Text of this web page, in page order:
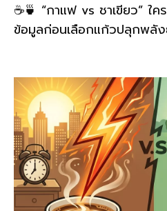
☕🍵 “กาแฟ vs ชาเขียว” ใค
ข้อมูลก่อนเลือกแก้วปลุกพลัง